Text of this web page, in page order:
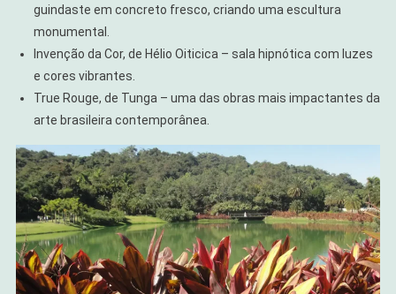
guindaste em concreto fresco, criando uma escultura
monumental.
Invenção da Cor, de Hélio Oiticica – sala hipnótica com luzes
e cores vibrantes.
True Rouge, de Tunga – uma das obras mais impactantes da
arte brasileira contemporânea.